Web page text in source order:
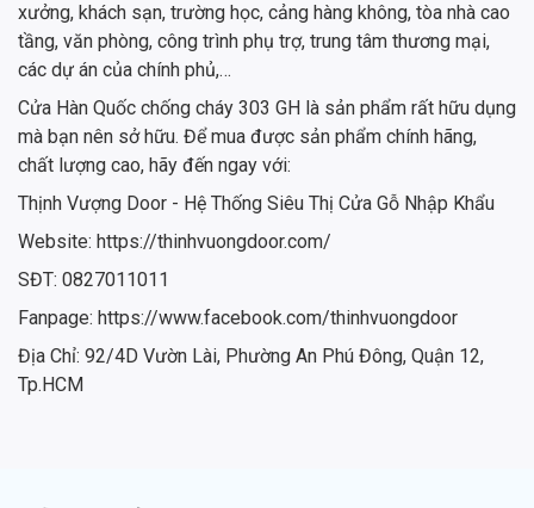
xưởng, khách sạn, trường học, cảng hàng không, tòa nhà cao
tầng, văn phòng, công trình phụ trợ, trung tâm thương mại,
các dự án của chính phủ,…
Cửa Hàn Quốc chống cháy 303 GH là sản phẩm rất hữu dụng
mà bạn nên sở hữu. Để mua được sản phẩm chính hãng,
chất lượng cao, hãy đến ngay với:
Thịnh Vượng Door - Hệ Thống Siêu Thị Cửa Gỗ Nhập Khẩu
Website: https://thinhvuongdoor.com/
SĐT: 0827011011
Fanpage: https://www.facebook.com/thinhvuongdoor
Địa Chỉ: 92/4D Vườn Lài, Phường An Phú Đông, Quận 12,
Tp.HCM